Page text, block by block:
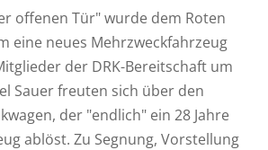
offenen Tür" wurde dem Roten
eine neues Mehrzweckfahrzeug
der DRK-Bereitschaft um
Sauer freuten sich über den
der "endlich" ein 28 Jahre
ablöst. Zu Segnung, Vorstellung